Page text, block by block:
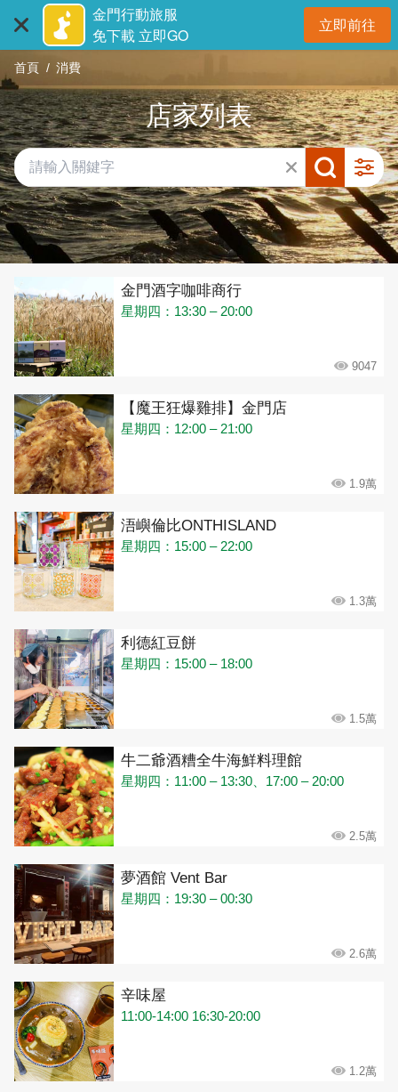
主
要
內
容
區
塊
金門行動旅服
免下載 立即GO
立即前往開
首頁 消費
店家列表
共有 431 間店家
金門酒字咖啡商行
星期四：13:30 – 20:00
9047
【魔王狂爆雞排】金門店
星期四：12:00 – 21:00
1.9萬
浯嶼倫比ONTHISLAND
星期四：15:00 – 22:00
1.3萬
利德紅豆餅
星期四：15:00 – 18:00
1.5萬
牛二爺酒糟全牛海鮮料理館
星期四：11:00 – 13:30、17:00 – 20:00
2.5萬
夢酒館 Vent Bar
星期四：19:30 – 00:30
2.6萬
辛味屋
11:00-14:00 16:30-20:00
1.2萬